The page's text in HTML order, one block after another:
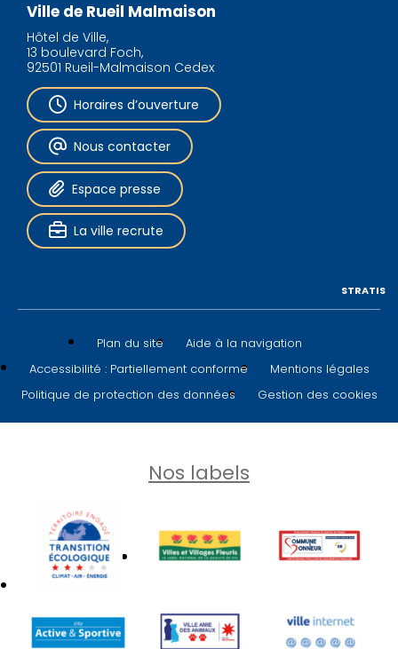
Ville de Rueil Malmaison
Hôtel de Ville,
13 boulevard Foch,
92501 Rueil-Malmaison Cedex
Horaires d’ouverture
Nous contacter
Espace presse
La ville recrute
Plan du site
Aide à la navigation
Accessibilité : Partiellement conforme
Mentions légales
Politique de protection des données
Gestion des cookies
STRATIS
Nos labels